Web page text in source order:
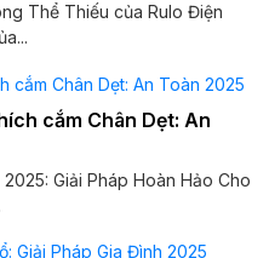
Thể Thiếu của Rulo Điện
cắm Chân Dẹt: An
Giải Pháp Hoàn Hảo Cho